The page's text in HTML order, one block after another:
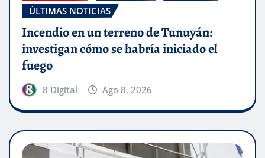
ÚLTIMAS NOTICIAS
Incendio en un terreno de Tunuyán:
investigan cómo se habría iniciado el
fuego
8 Digital Ago 8, 2026